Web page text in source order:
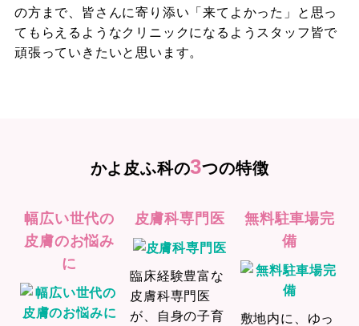
の方まで、皆さんに寄り添い「来てよかった」と思っ
てもらえるようなクリニックになるようスタッフ皆で
頑張っていきたいと思います。
かよ皮ふ科の3つの特徴
幅広い世代の
皮膚のお悩み
に
皮膚科専門医
臨床経験豊富な
皮膚科専門医
が、自身の子育
無料駐車場完
備
敷地内に、ゆっ